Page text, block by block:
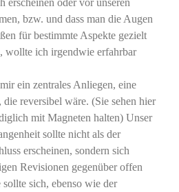
erscheinen oder vor unseren
bzw. und dass man die Augen
für bestimmte Aspekte gezielt
wollte ich irgendwie erfahrbar
ein zentrales Anliegen, eine
reversibel wäre. (Sie sehen hier
mit Magneten halten) Unser
sollte nicht als der
erscheinen, sondern sich
Revisionen gegenüber offen
sich, ebenso wie der